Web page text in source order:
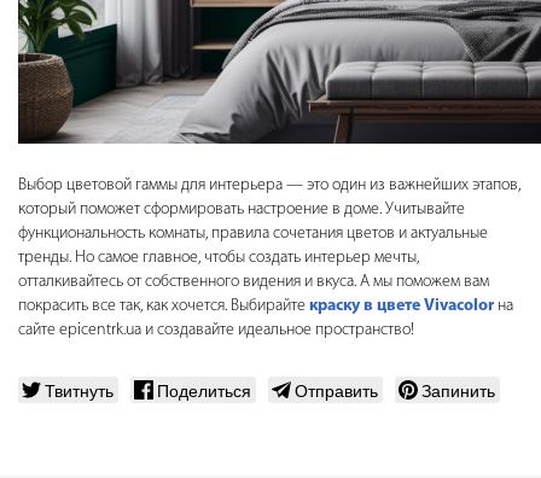
Выбор цветовой гаммы для интерьера — это один из важнейших этапов,
который поможет сформировать настроение в доме. Учитывайте
функциональность комнаты, правила сочетания цветов и актуальные
тренды. Но самое главное, чтобы создать интерьер мечты,
отталкивайтесь от собственного видения и вкуса. А мы поможем вам
покрасить все так, как хочется. Выбирайте краску в цвете Vivacolor на
сайте epicentrk.ua и создавайте идеальное пространство!
Твитнуть Поделиться Отправить Запинить